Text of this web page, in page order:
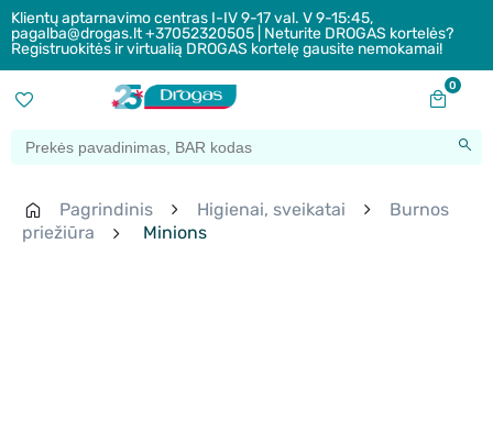
Klientų aptarnavimo centras I-IV 9-17 val. V 9-15:45,
pagalba@drogas.lt +37052320505 | Neturite DROGAS kortelės?
Registruokitės ir virtualią DROGAS kortelę gausite nemokamai!
0
Pagrindinis Higienai, sveikatai
Burnos
priežiūra
Minions